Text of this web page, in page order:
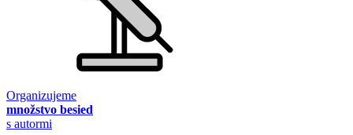
Organizujeme
množstvo besied
s autormi